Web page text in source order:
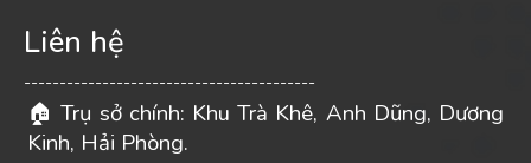
Liên hệ
-----------------------------------------
🏠 Trụ sở chính: Khu Trà Khê, Anh Dũng, Dương
Kinh, Hải Phòng.